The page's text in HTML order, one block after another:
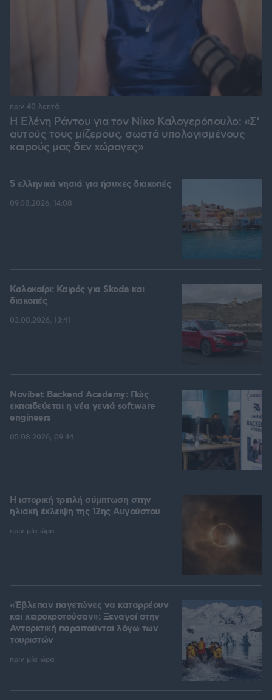
Η Ελένη Ράντου για τον Νίκο Καλογερόπουλο: «Σ’
αυτούς τους μίζερους, σωστά υπολογισμένους
καιρούς μας δεν χώραγες»
πριν 40 λεπτά
5 ελληνικά νησιά για ήσυχες διακοπές
09.08.2026, 14:08
Καλοκαίρι: Καιρός για Skoda και
διακοπές
03.08.2026, 13:41
Novibet Backend Academy: Πώς
εκπαιδεύεται η νέα γενιά software
engineers
05.08.2026, 09:44
Η ιστορική τριπλή σύμπτωση στην
ηλιακή έκλειψη της 12ης Αυγούστου
πριν μία ώρα
«Έβλεπαν παγετώνες να καταρρέουν
και χειροκροτούσαν»: Ξεναγοί στην
Ανταρκτική παραιτούνται λόγω των
τουριστών
πριν μία ώρα